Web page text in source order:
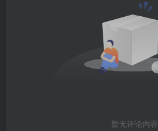
暂无评论内容